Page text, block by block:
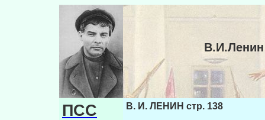
ПСС
В. И. ЛЕНИН стр. 138